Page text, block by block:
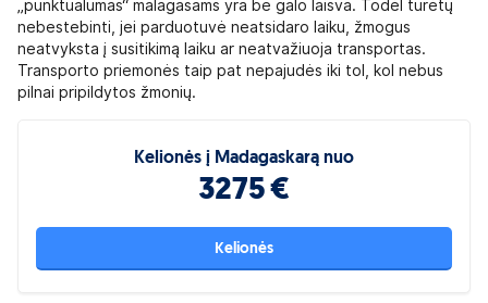
„punktualumas“ malagasams yra be galo laisva. Todėl turėtų
nebestebinti, jei parduotuvė neatsidaro laiku, žmogus
neatvyksta į susitikimą laiku ar neatvažiuoja transportas.
Transporto priemonės taip pat nepajudės iki tol, kol nebus
pilnai pripildytos žmonių.
Kelionės į Madagaskarą nuo
3275 €
Kelionės